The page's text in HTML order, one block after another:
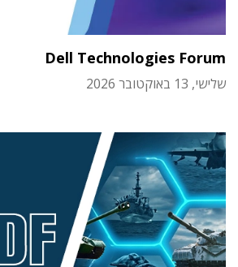
Dell Technologies Forum
שלישי, 13 באוקטובר 2026